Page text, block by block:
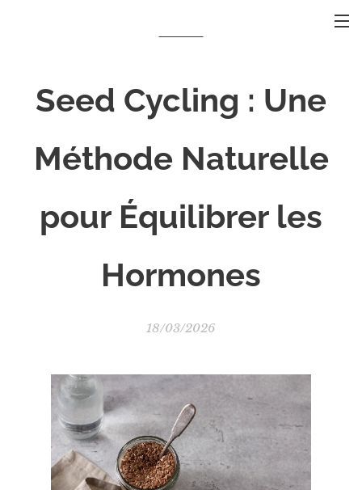
Seed Cycling : Une
Méthode Naturelle
pour Équilibrer les
Hormones
18/03/2026